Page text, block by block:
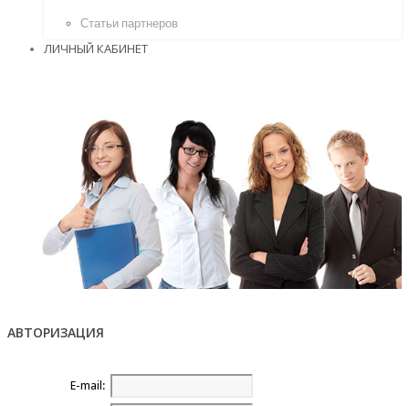
Статьи партнеров
ЛИЧНЫЙ КАБИНЕТ
АВТОРИЗАЦИЯ
E-mail: